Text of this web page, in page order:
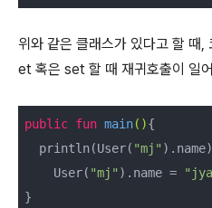
위와 같은 클래스가 있다고 할
et 혹은 set 할 때 재귀호출이 일
public fun main(){
  println(User(
"mj" ).name)
    User(
"mj" ).name =
}